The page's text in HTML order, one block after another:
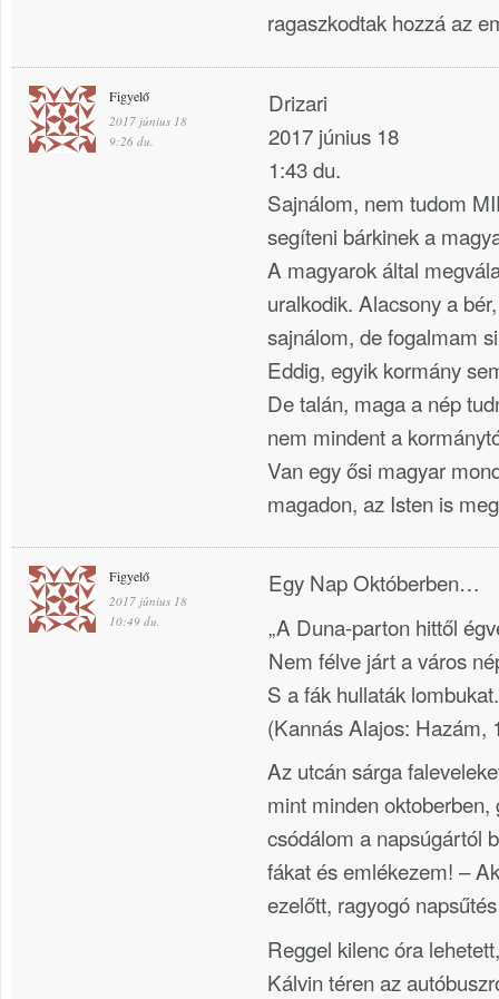
ragaszkodtak hozzá az
Figyelő
2017 június 18
9:26 du.
Drizari
2017 június 18
1:43 du.
Sajnálom, nem tudom
segíteni bárkinek a
A magyarok által
uralkodik. Alacsony a
sajnálom, de fogalmam
Eddig, egyik kormány
De talán, maga a nép
nem mindent a
Van egy ősi magyar
magadon, az Isten is
Figyelő
2017 június 18
10:49 du.
Egy Nap Októberben…
„A Duna-parton hittől
Nem félve járt a város
S a fák hullaták
(Kannás Alajos: Hazám,
Az utcán sárga
mint minden oktoberben,
csódálom a napsúgártól
fákat és emlékezem! –
ezelőtt, ragyogó
Reggel kilenc óra
Kálvin téren az